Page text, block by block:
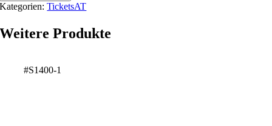
Kategorien:TicketsAT
Weitere Produkte
#S1400-1